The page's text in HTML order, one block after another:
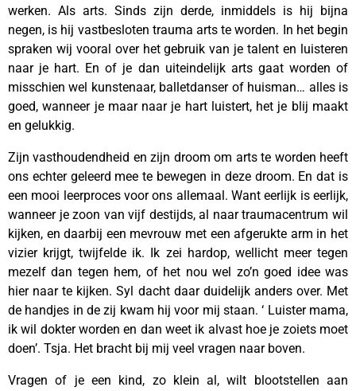
werken. Als arts. Sinds zijn derde, inmiddels is hij bijna
negen, is hij vastbesloten trauma arts te worden. In het begin
spraken wij vooral over het gebruik van je talent en luisteren
naar je hart. En of je dan uiteindelijk arts gaat worden of
misschien wel kunstenaar, balletdanser of huisman… alles is
goed, wanneer je maar naar je hart luistert, het je blij maakt
en gelukkig.
Zijn vasthoudendheid en zijn droom om arts te worden heeft
ons echter geleerd mee te bewegen in deze droom. En dat is
een mooi leerproces voor ons allemaal. Want eerlijk is eerlijk,
wanneer je zoon van vijf destijds, al naar traumacentrum wil
kijken, en daarbij een mevrouw met een afgerukte arm in het
vizier krijgt, twijfelde ik. Ik zei hardop, wellicht meer tegen
mezelf dan tegen hem, of het nou wel zo’n goed idee was
hier naar te kijken. Syl dacht daar duidelijk anders over. Met
de handjes in de zij kwam hij voor mij staan. ‘ Luister mama,
ik wil dokter worden en dan weet ik alvast hoe je zoiets moet
doen’. Tsja. Het bracht bij mij veel vragen naar boven.
Vragen of je een kind, zo klein al, wilt blootstellen aan